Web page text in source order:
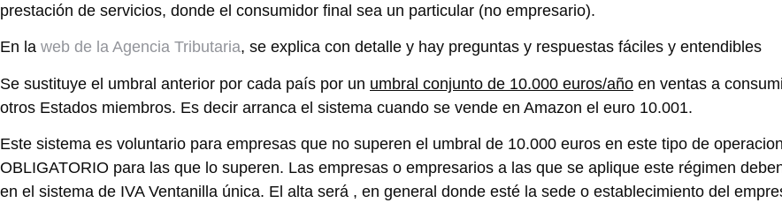
prestación de servicios, donde el consumidor final sea un particular (no empresario).
En la web de la Agencia Tributaria, se explica con detalle y hay preguntas y respuestas fáciles y entendibles
Se sustituye el umbral anterior por cada país por un umbral conjunto de 10.000 euros/año en ventas a
otros Estados miembros. Es decir arranca el sistema cuando se vende en Amazon el euro 10.001.
Este sistema es voluntario para empresas que no superen el umbral de 10.000 euros en este tipo de
OBLIGATORIO para las que lo superen. Las empresas o empresarios a las que se aplique este régimen
en el sistema de IVA Ventanilla única. El alta será , en general donde esté la sede o establecimiento del